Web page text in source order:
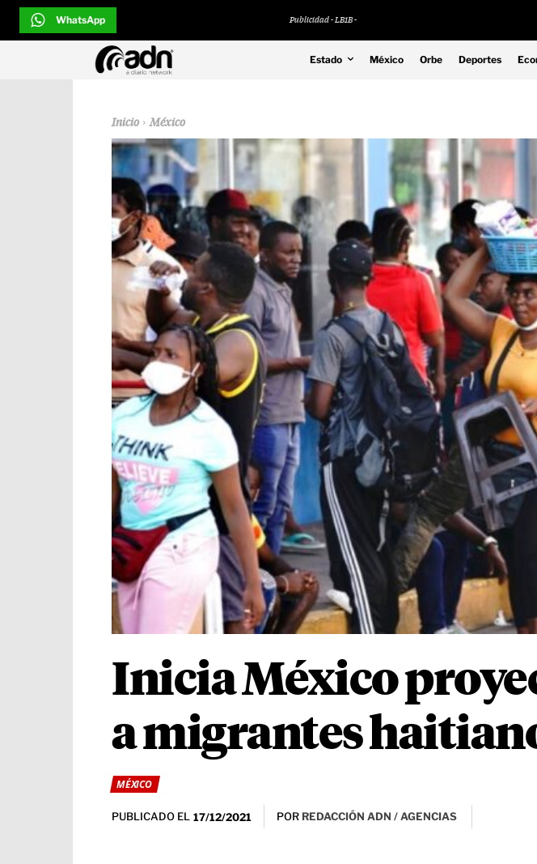
WhatsApp Publicidad - LB1B -
Estado México Orbe Deportes
Inicio México
Inicia México
a migrantes
MÉXICO
PUBLICADO EL 17/12/2021 POR REDACCIÓN ADN / AGENCIAS